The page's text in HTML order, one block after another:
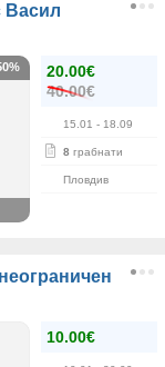
Васил
20.00€
40.00€
15.01 - 18.09
8 грабнати
Пловдив
10.00€